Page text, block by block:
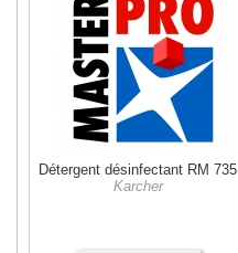
Détergent désinfectant RM 735
Karcher